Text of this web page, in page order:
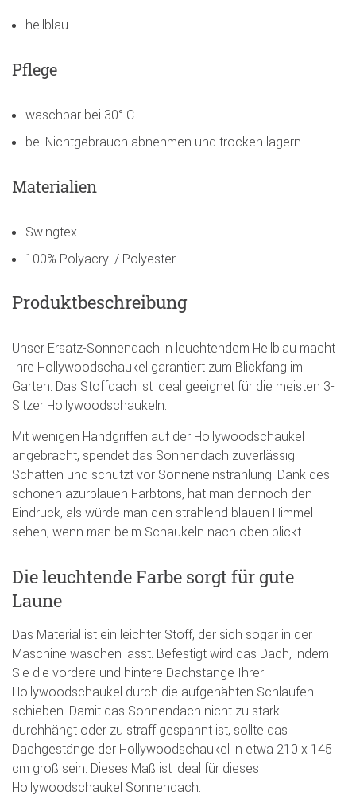
hellblau
Pflege
waschbar bei 30° C
bei Nichtgebrauch abnehmen und trocken lagern
Materialien
Swingtex
100% Polyacryl / Polyester
Produktbeschreibung
Unser Ersatz-Sonnendach in leuchtendem Hellblau macht
Ihre Hollywoodschaukel garantiert zum Blickfang im
Garten. Das Stoffdach ist ideal geeignet für die meisten 3-
Sitzer Hollywoodschaukeln.
Mit wenigen Handgriffen auf der Hollywoodschaukel
angebracht, spendet das Sonnendach zuverlässig
Schatten und schützt vor Sonneneinstrahlung. Dank des
schönen azurblauen Farbtons, hat man dennoch den
Eindruck, als würde man den strahlend blauen Himmel
sehen, wenn man beim Schaukeln nach oben blickt.
Die leuchtende Farbe sorgt für gute
Laune
Das Material ist ein leichter Stoff, der sich sogar in der
Maschine waschen lässt. Befestigt wird das Dach, indem
Sie die vordere und hintere Dachstange Ihrer
Hollywoodschaukel durch die aufgenähten Schlaufen
schieben. Damit das Sonnendach nicht zu stark
durchhängt oder zu straff gespannt ist, sollte das
Dachgestänge der Hollywoodschaukel in etwa 210 x 145
cm groß sein. Dieses Maß ist ideal für dieses
Hollywoodschaukel Sonnendach.